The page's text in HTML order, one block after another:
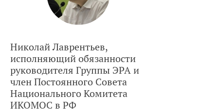
Николай Лаврентьев,
исполняющий обязанности
руководителя Группы ЭРА и
член Постоянного Совета
Национального Комитета
ИКОМОС в РФ